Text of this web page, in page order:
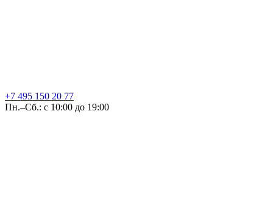
+7 495 150 20 77
Пн.–Сб.: с 10:00 до 19:00